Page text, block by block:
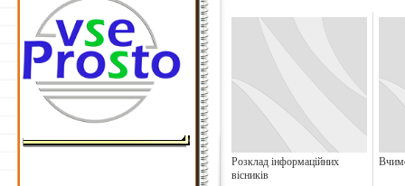
Розклад інформаційних
вісників